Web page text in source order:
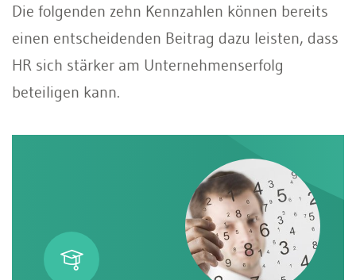
Die folgenden zehn Kennzahlen können bereits
einen entscheidenden Beitrag dazu leisten, dass
HR sich stärker am Unternehmenserfolg
beteiligen kann.